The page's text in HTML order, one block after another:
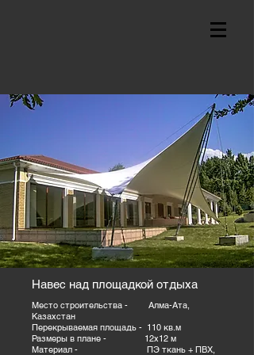
Навес над площадкой отдыха
Место строительства - Алма-Ата,
Казахстан
Перекрываемая площадь - 110 кв.м
Размеры в плане - 12х12 м
Материал - ПЭ ткань + ПВХ,